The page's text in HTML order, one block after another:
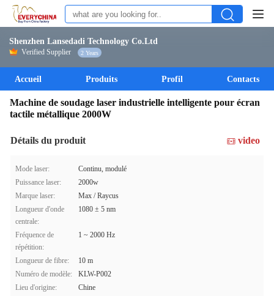
Shenzhen Lansedadi Technology Co.Ltd
Verified Supplier 2 Years
Accueil Produits Profil Contacts
Machine de soudage laser industrielle intelligente pour écran
tactile métallique 2000W
Détails du produit video
Mode laser:
Continu, modulé
Puissance laser:
2000w
Marque laser:
Max / Raycus
Longueur d'onde
centrale:
1080 ± 5 nm
Fréquence de
répétition:
1 ~ 2000 Hz
Longueur de fibre:
10 m
Numéro de modèle:
KLW-P002
Lieu d'origine:
Chine